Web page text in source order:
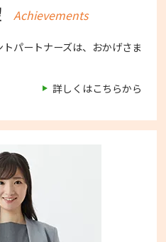
Achievements
パートナーズは、おかげさま
詳しくはこちらから